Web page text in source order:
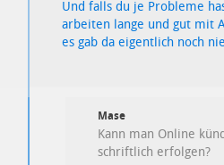
Und falls du je Probleme
arbeiten lange und gut mit
es gab da eigentlich noch
Mase
Kann man Online
schriftlich erfolgen?